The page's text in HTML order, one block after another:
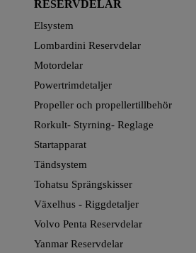
RESERVDELAR
Elsystem
Lombardini Reservdelar
Motordelar
Powertrimdetaljer
Propeller och propellertillbehör
Rorkult- Styrning- Reglage
Startapparat
Tändsystem
Tohatsu Sprängskisser
Växelhus - Riggdetaljer
Volvo Penta Reservdelar
Yanmar Reservdelar